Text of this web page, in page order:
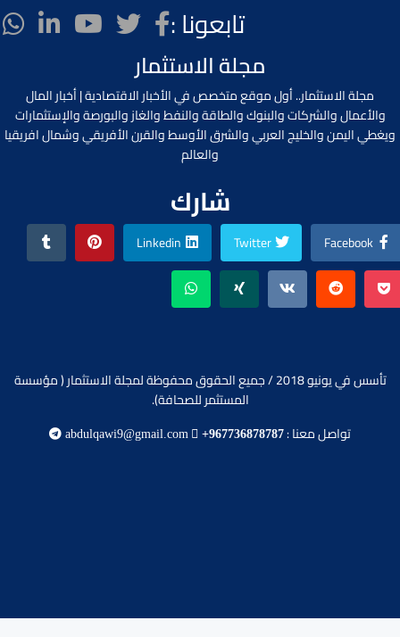
تابعونا :
مجلة الاستثمار
مجلة الاستثمار.. أول موقع متخصص في الأخبار الاقتصادية | أخبار المال
والأعمال والشركات والبنوك والطاقة والنفط والغاز والبورصة والإستثمارات
ويغطي اليمن والخليج العربي والشرق الأوسط والقرن الأفريقي وشمال افريقيا
والعالم
شارك
Facebook
Twitter
Linkedin
تأسس في يونيو 2018 / جميع الحقوق محفوظة لمجلة الاستثمار ( مؤسسة
المستثمر للصحافة).
تواصل معنا : +967736878787
abdulqawi9@gmail.com